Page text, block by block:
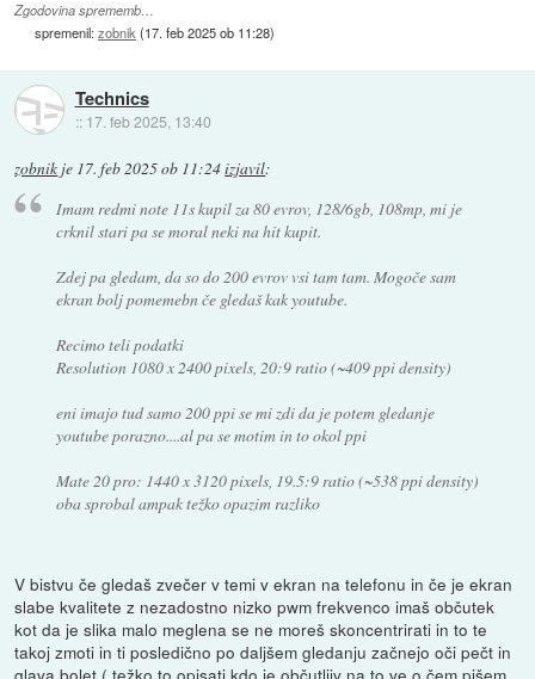
Zgodovina sprememb…
spremenil:zobnik(17. feb 2025 ob 11:28)
Technics
:: 17. feb 2025, 13:40
zobnik je 17. feb 2025 ob 11:24izjavil:
Imam redmi note 11s kupil za 80 evrov, 128/6gb, 108mp, mi je
crknil stari pa se moral neki na hit kupit.
Zdej pa gledam, da so do 200 evrov vsi tam tam. Mogoče sam
ekran bolj pomemebn če gledaš kak youtube.
Recimo teli podatki
Resolution 1080 x 2400 pixels, 20:9 ratio (~409 ppi density)
eni imajo tud samo 200 ppi se mi zdi da je potem gledanje
youtube porazno....al pa se motim in to okol ppi
Mate 20 pro: 1440 x 3120 pixels, 19.5:9 ratio (~538 ppi density)
oba sprobal ampak težko opazim razliko
V bistvu če gledaš zvečer v temi v ekran na telefonu in če je ekran
slabe kvalitete z nezadostno nizko pwm frekvenco imaš občutek
kot da je slika malo meglena se ne moreš skoncentrirati in to te
takoj zmoti in ti posledično po daljšem gledanju začnejo oči pečt in
glava bolet ( težko to opisati,kdo je občutljiv na to ve o čem pišem